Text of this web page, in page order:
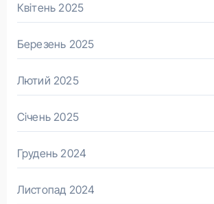
Квітень 2025
Березень 2025
Лютий 2025
Січень 2025
Грудень 2024
Листопад 2024